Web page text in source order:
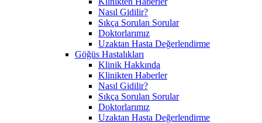
Nasıl Gidilir?
Sıkça Sorulan Sorular
Doktorlarımız
Uzaktan Hasta Değerlendirme
Göğüs Hastalıkları
Klinik Hakkında
Klinikten Haberler
Nasıl Gidilir?
Sıkça Sorulan Sorular
Doktorlarımız
Uzaktan Hasta Değerlendirme